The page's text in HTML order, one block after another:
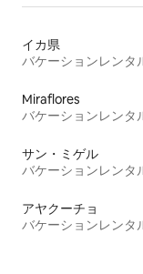
イカ県
バケーションレンタ
Miraflores
バケーションレンタ
サン・ミゲル
バケーションレンタ
アヤクーチョ
バケーションレンタ